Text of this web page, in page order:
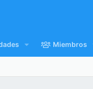
Miembros